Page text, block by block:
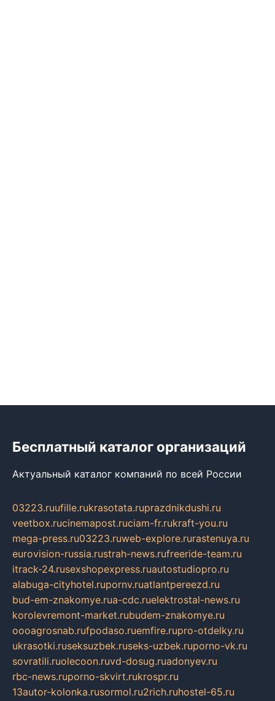
Бесплатный каталог организаций
Актуальный каталог компаний по всей России
03223.ruufille.rukrasotata.ruprazdnikdushi.ru
veetbox.rucinemapost.ruciam-fr.rukraft-you.ru
mega-press.ru03223.ruweb-explore.rurastenuya.ru
eurovision-russia.rustrah-news.rufreeride-team.ru
itrack-24.rusexshopexpress.ruautostudiopro.ru
alabuga-cityhotel.rupornv.ruatlantpereezd.ru
bud-em-znakomye.rua-cdc.ruelektrostal-news.ru
korolevremont-market.rubudem-znakomye.ru
oooagrosnab.rufpodaso.ruemfire.rupro-otdelky.ru
ukrasotki.ruseksuzbek.ruseks-uzbek.ruporno-vk.ru
sovratili.ruolecoon.ruvd-dosug.ruadonyev.ru
rbc-news.ruporno-skvirt.rukrospr.ru
13autor-kolonka.rusormol.ru2rich.ruhostel-65.ru